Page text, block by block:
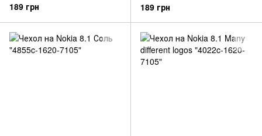
189 грн 189 грн